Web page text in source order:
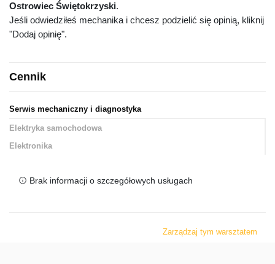
Ostrowiec Świętokrzyski.
Jeśli odwiedziłeś mechanika i chcesz podzielić się opinią, kliknij
"Dodaj opinię".
Cennik
Serwis mechaniczny i diagnostyka
Elektryka samochodowa
Elektronika
Brak informacji o szczegółowych usługach
Zarządzaj tym warsztatem